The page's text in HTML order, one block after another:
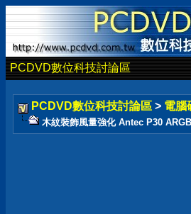
PCDVD數位科技討論區
PCDVD數位科技討論區 > 電腦
木紋裝飾風量強化 Antec P30 ARGB